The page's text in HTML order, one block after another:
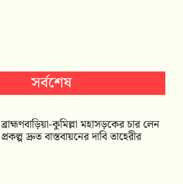
সর্বশেষ
ব্রাহ্মণবাড়িয়া-কুমিল্লা মহাসড়কের চার লেন
প্রকল্প দ্রুত বাস্তবায়নের দাবি তাহেরীর